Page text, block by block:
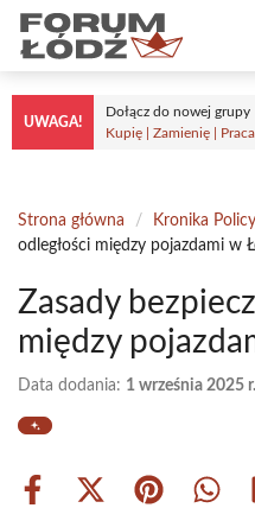
Przejdź
treści
UWAGA!
Dołącz do nowej grupy
Kupię | Zamienię | Praca
Strona główna / Kronika
odległości między pojazdami w
Zasady
między
Data dodania: 1 września 2025 r.
Share
Share Share Share